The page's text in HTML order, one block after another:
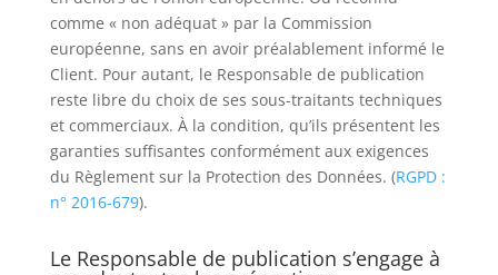
comme « non adéquat » par la Commission
européenne, sans en avoir préalablement informé le
Client. Pour autant, le Responsable de publication
reste libre du choix de ses sous-traitants techniques
et commerciaux. À la condition, qu’ils présentent les
garanties suffisantes conformément aux exigences
du Règlement sur la Protection des Données. (RGPD :
n° 2016-679).
Le Responsable de publication s’engage à